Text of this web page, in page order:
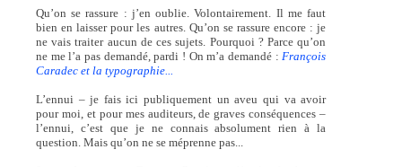
Qu’on se rassure : j’en oublie. Volontairement. Il me faut
bien en laisser pour les autres. Qu’on se rassure encore : je
ne vais traiter aucun de ces sujets. Pourquoi ? Parce qu’on
ne me l’a pas demandé, pardi ! On m’a demandé : François
Caradec et la typographie...
L’ennui – je fais ici publiquement un aveu qui va avoir
pour moi, et pour mes auditeurs, de graves conséquences –
l’ennui, c’est que je ne connais absolument rien à la
question. Mais qu’on ne se méprenne pas...